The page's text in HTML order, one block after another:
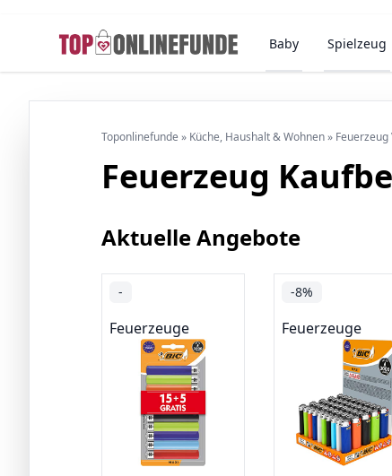
Baby Spielzeug
Toponlinefunde » Küche, Haushalt & Wohnen»
Feuerzeug
Aktuelle Angebote
-
Feuerzeuge
-8%
Feuerzeuge